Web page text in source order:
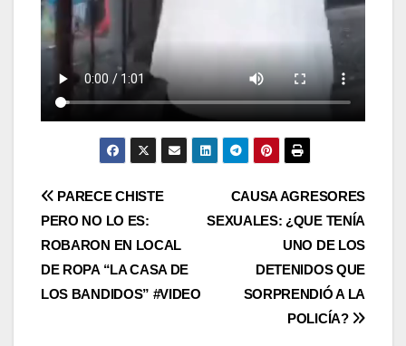
Post
navigation
CAUSA AGRESORES
SEXUALES: ¿QUE TENÍA
UNO DE LOS
DETENIDOS QUE
SORPRENDIÓ A LA
POLICÍA?
PARECE CHISTE
PERO NO LO ES:
ROBARON EN LOCAL
DE ROPA “LA CASA DE
LOS BANDIDOS” #VIDEO